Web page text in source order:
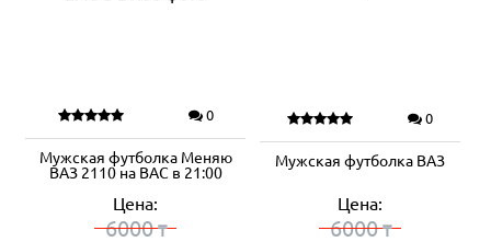
0
Мужская футболка Меняю
ВАЗ 2110 на ВАС в 21:00
Цена:
6000₸
0
Мужская футболка ВАЗ
Цена:
6000₸